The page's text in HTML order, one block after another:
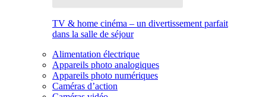
TV & home cinéma – un divertissement parfait
dans la salle de séjour
Alimentation électrique
Appareils photo analogiques
Appareils photo numériques
Caméras d’action